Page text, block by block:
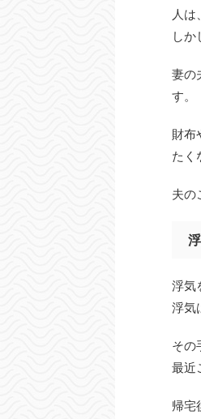
人は
しか
妻の
す。
財布
たく
夫の
浮気
浮気
その
最近
帰宅